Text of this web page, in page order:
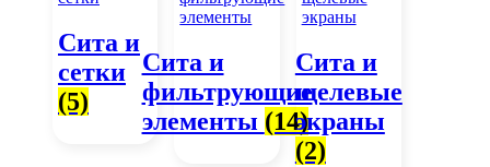
Сита и
сетки
(5)
Сита и
фильтрующие
элементы (14)
Сита и
щелевые
экраны
(2)